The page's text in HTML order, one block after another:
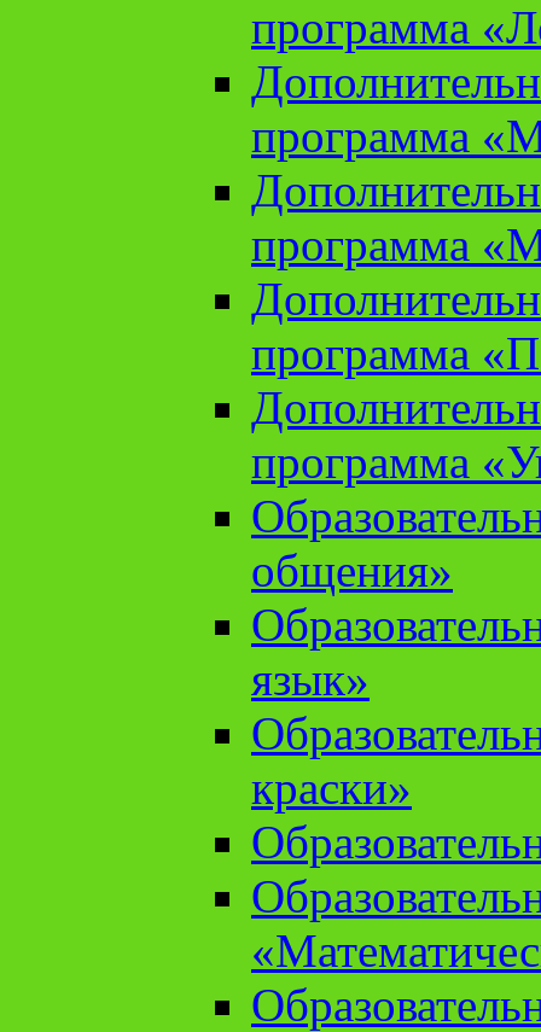
программа
программа
программа
программа
программа
общения»
язык»
краски»